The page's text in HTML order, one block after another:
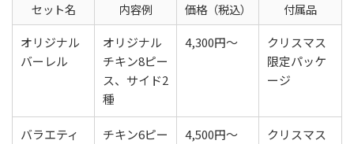
セット名 内容例 価格（税込）
付属品
オリジナル
バーレル
オリジナル
チキン8ピー
ス、サイド2
種
4,300円～
クリスマス
限定パッケ
ージ
バラエティ
チキン6ピー
4,500円～
クリスマス